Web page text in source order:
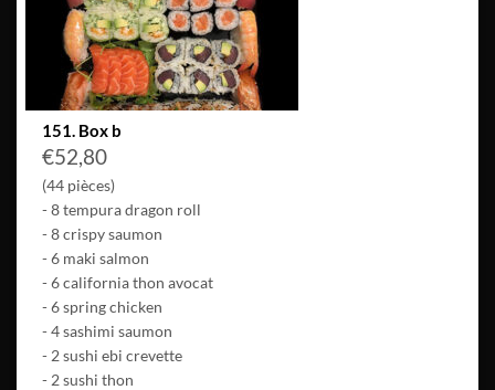
151. Box b
€52,80
(44 pièces)
- 8 tempura dragon roll
- 8 crispy saumon
- 6 maki salmon
- 6 california thon avocat
- 6 spring chicken
- 4 sashimi saumon
- 2 sushi ebi crevette
- 2 sushi thon